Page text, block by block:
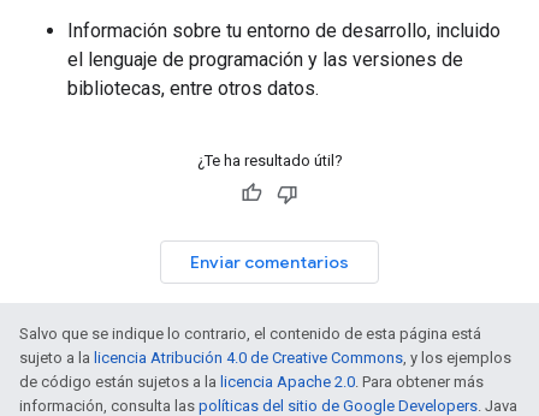
Información sobre tu entorno de desarrollo, incluido
el lenguaje de programación y las versiones de
bibliotecas, entre otros datos.
¿Te ha resultado útil?
Enviar comentarios
Salvo que se indique lo contrario, el contenido de esta página está
sujeto a la licencia Atribución 4.0 de Creative Commons, y los ejemplos
de código están sujetos a la licencia Apache 2.0. Para obtener más
información, consulta las políticas del sitio de Google Developers. Java